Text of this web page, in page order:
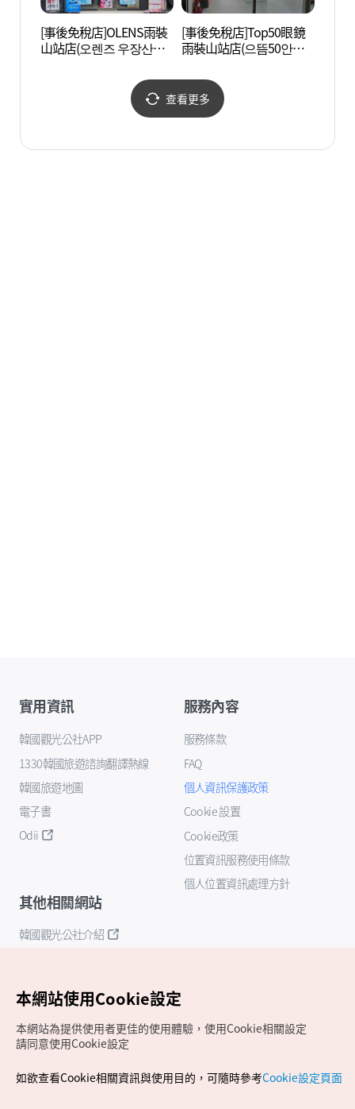
[事後免稅店]OLENS雨裝
山站店(오렌즈 우장산역
[事後免稅店]Top50眼鏡
雨裝山站店(으뜸50안경
查看更多
實用資訊
韓國觀光公社APP
1330韓國旅遊諮詢翻譯熱線
韓國旅遊地圖
電子書
Odii
服務內容
服務條款
FAQ
個人資訊保護政策
Cookie 設置
Cookie政策
位置資訊服務使用條款
個人位置資訊處理方針
其他相關網站
韓國觀光公社介紹
Copyrights (c) 韓國觀光公社版權所有
本網站使用Cookie設定
本網站為提供使用者更佳的使用體驗，使用Cookie相關設定
請同意使用Cookie設定
如欲查看Cookie相關資訊與使用目的，可隨時參考Cookie設定頁面